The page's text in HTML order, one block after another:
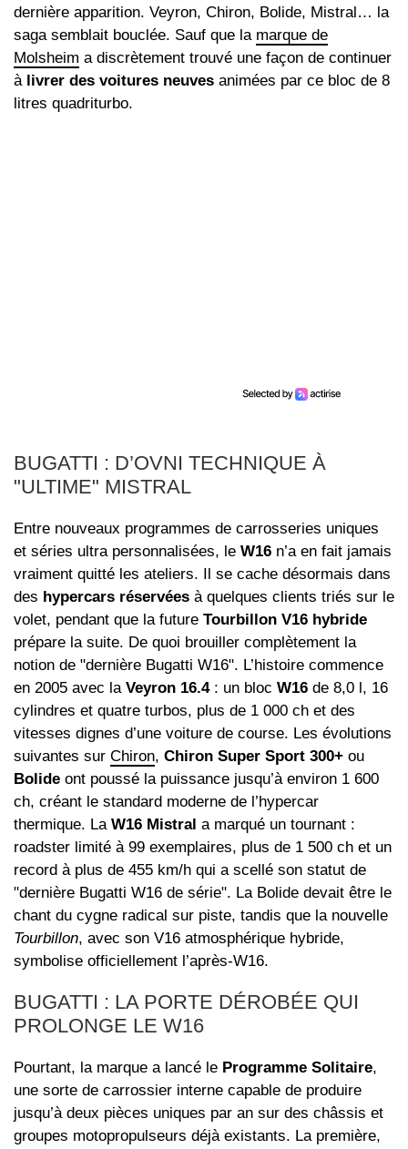
dernière apparition. Veyron, Chiron, Bolide, Mistral… la
saga semblait bouclée. Sauf que la marque de
Molsheim a discrètement trouvé une façon de continuer
à livrer des voitures neuves animées par ce bloc de 8
litres quadriturbo.
BUGATTI : D’OVNI TECHNIQUE À
"ULTIME" MISTRAL
Entre nouveaux programmes de carrosseries uniques
et séries ultra personnalisées, le W16 n’a en fait jamais
vraiment quitté les ateliers. Il se cache désormais dans
des hypercars réservées à quelques clients triés sur le
volet, pendant que la future Tourbillon V16 hybride
prépare la suite. De quoi brouiller complètement la
notion de "dernière Bugatti W16". L’histoire commence
en 2005 avec la Veyron 16.4: un bloc W16 de 8,0 l, 16
cylindres et quatre turbos, plus de 1 000 ch et des
vitesses dignes d’une voiture de course. Les évolutions
suivantes sur Chiron, Chiron Super Sport 300+ ou
Bolide ont poussé la puissance jusqu’à environ 1 600
ch, créant le standard moderne de l’hypercar
thermique. La W16 Mistral a marqué un tournant :
roadster limité à 99 exemplaires, plus de 1 500 ch et un
record à plus de 455 km/h qui a scellé son statut de
"dernière Bugatti W16 de série". La Bolide devait être le
chant du cygne radical sur piste, tandis que la nouvelle
Tourbillon, avec son V16 atmosphérique hybride,
symbolise officiellement l’après‑W16.
BUGATTI : LA PORTE DÉROBÉE QUI
PROLONGE LE W16
Pourtant, la marque a lancé le Programme Solitaire,
une sorte de carrossier interne capable de produire
jusqu’à deux pièces uniques par an sur des châssis et
groupes motopropulseurs déjà existants. La première,